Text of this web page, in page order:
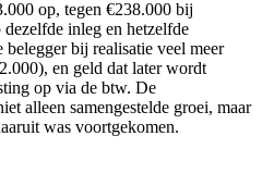
op, tegen €238.000 bij
inleg en hetzelfde
bij realisatie veel meer
en geld dat later wordt
op via de btw. De
alleen samengestelde groei, maar
was voortgekomen.